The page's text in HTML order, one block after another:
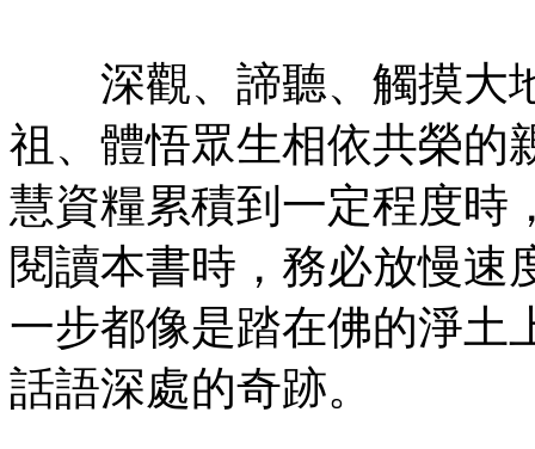
深觀、諦聽、觸摸大
祖、體悟眾生相依共榮的
慧資糧累積到一定程度時
閱讀本書時，務必放慢速
一步都像是踏在佛的淨土
話語深處的奇跡。